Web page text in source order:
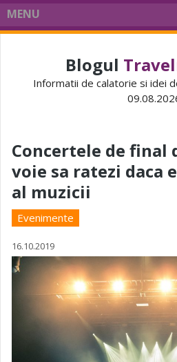
MENU
Blogul
Informatii de calatorie si idei
Concertele de final
voie sa ratezi daca
al muzicii
Evenimente
16.10.2019